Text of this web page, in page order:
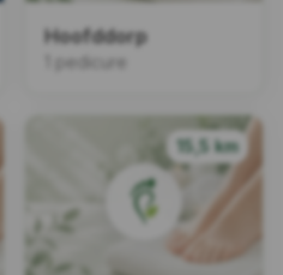
Hoofddorp
1 pedicure
15,5 km